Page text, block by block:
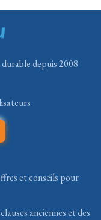
depuis 2008
et conseils pour
anciennes et des